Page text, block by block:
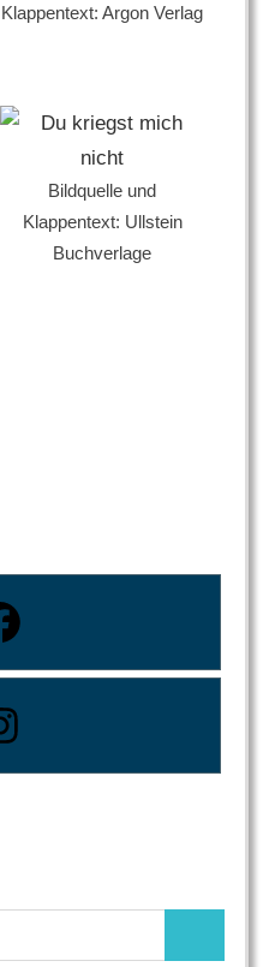
Klappentext: Argon Verlag
Bildquelle und
Klappentext: Ullstein
Buchverlage